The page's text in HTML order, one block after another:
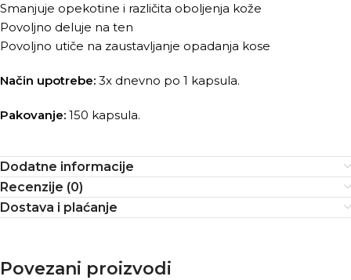
Smanjuje opekotine i različita oboljenja kože
Povoljno deluje na ten
Povoljno utiče na zaustavljanje opadanja kose
Način upotrebe: 3x dnevno po 1 kapsula.
Pakovanje: 150 kapsula.
Dodatne informacije
Recenzije (0)
Dostava i plaćanje
Povezani proizvodi